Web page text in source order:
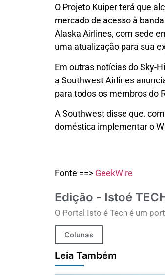
O Projeto Kuiper terá que
mercado de acesso à
Alaska Airlines, com sede
uma atualização para sua
Em outras notícias do Sky-
a Southwest Airlines
para todos os membros do
A Southwest disse que,
doméstica implementar o
Fonte ==> GeekWire
Edição - Istoé
O Portal Isto é Tech é um
Colunas
Leia Também